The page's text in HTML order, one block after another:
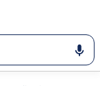
sélection de